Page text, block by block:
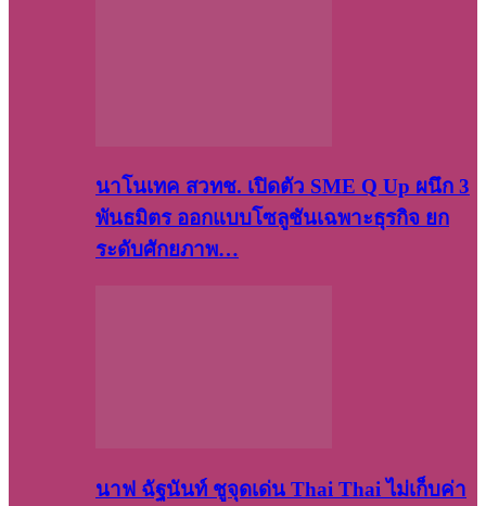
นาโนเทค สวทช. เปิดตัว SME Q Up ผนึก 3
พันธมิตร ออกแบบโซลูชันเฉพาะธุรกิจ ยก
ระดับศักยภาพ…
นาฟ ฉัฐนันท์ ชูจุดเด่น Thai Thai ไม่เก็บค่า